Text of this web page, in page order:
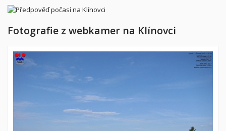
Fotografie z webkamer na Klínovci